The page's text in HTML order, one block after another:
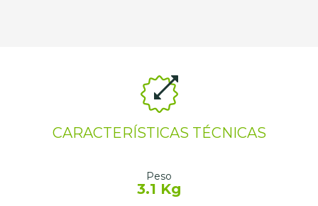
CARACTERÍSTICAS TÉCNICAS
Peso
3.1 Kg